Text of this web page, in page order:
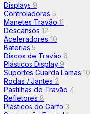
Displays 9
Controladoras 5
Manetes Travão 11
Descansos 12
Aceleradores 10
Baterias 5
Discos de Travão 6
Plásticos Display 9
Suportes Guarda Lamas 10
Rodas / Jantes 2
Pastilhas de Travão 4
Refletores 8
Plásticos do Garfo 3